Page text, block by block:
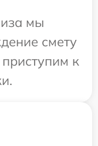
мы
смету
к